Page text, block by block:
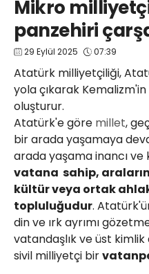
Mikro
panzehiri
29 Eylül 2025 07:39
Atatürk milliyetçiliği,
yola çıkarak
oluşturur.
Atatürk'e göre millet,
bir arada yaşamaya
arada yaşama inancı ve
vatana sahip,
kültür veya ortak
topluluğudur.
din ve ırk ayrımı
vatandaşlık ve üst
sivil milliyetçi bir